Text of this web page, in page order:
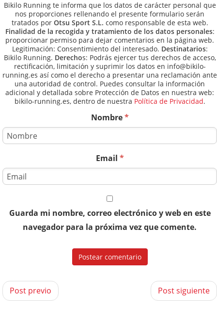
Bikilo Running te informa que los datos de carácter personal que
nos proporciones rellenando el presente formulario serán
tratados por Otsu Sport S.L. como responsable de esta web.
Finalidad de la recogida y tratamiento de los datos personales:
proporcionar permiso para dejar comentarios en la página web.
Legitimación: Consentimiento del interesado. Destinatarios:
Bikilo Running. Derechos: Podrás ejercer tus derechos de acceso,
rectificación, limitación y suprimir los datos en info@bikilo-
running.es así como el derecho a presentar una reclamación ante
una autoridad de control. Puedes consultar la información
adicional y detallada sobre Protección de Datos en nuestra web:
bikilo-running.es, dentro de nuestra Política de Privacidad.
Nombre*
Email *
Guarda mi nombre, correo electrónico y web en este
navegador para la próxima vez que comente.
Post previo Post siguiente